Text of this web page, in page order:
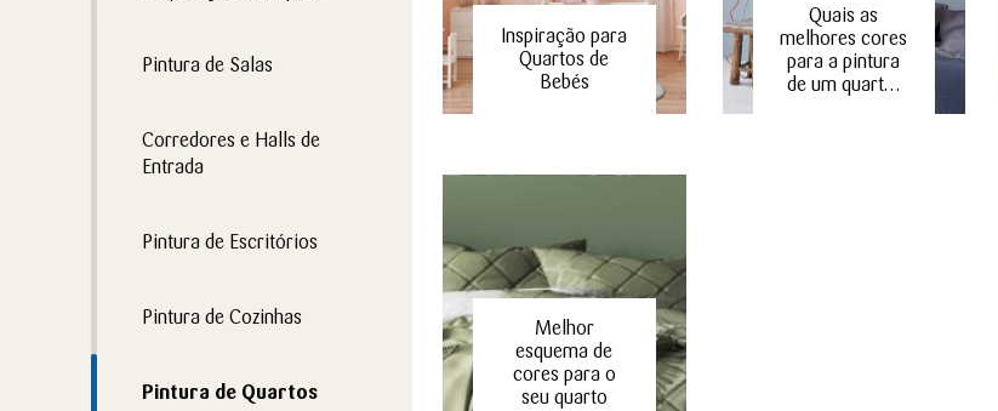
Pintura de Salas
Corredores e Halls de
Entrada
Pintura de Escritórios
Pintura de Cozinhas
Pintura de Quartos
Inspiração para
Quartos de
Bebés
Quais as
melhores cores
para a pintura
de um quart…
Melhor
esquema de
cores para o
seu quarto